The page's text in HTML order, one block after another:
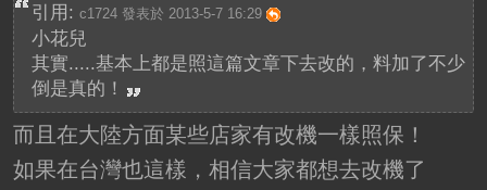
引用: c1724 發表於 2013-5-7 16:29
小花兒
其實.....基本上都是照這篇文章下去改的，料加了不少
倒是真的！
而且在大陸方面某些店家有改機一樣照保！
如果在台灣也這樣，相信大家都想去改機了